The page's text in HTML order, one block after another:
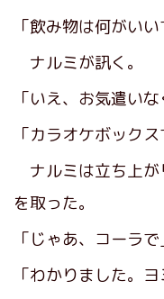
「飲み物は何がいい
ナルミが訊く。
「いえ、お気遣い
「カラオケボック
ナルミは立ち上が
を取った。
「じゃあ、コーラで
「わかりました。